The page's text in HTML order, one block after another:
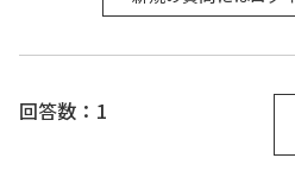
回答数：1